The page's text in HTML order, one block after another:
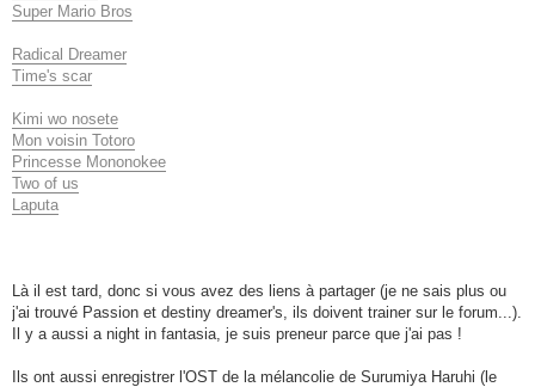
Super Mario Bros
Radical Dreamer
Time's scar
Kimi wo nosete
Mon voisin Totoro
Princesse Mononokee
Two of us
Laputa
Là il est tard, donc si vous avez des liens à partager (je ne sais plus ou
j'ai trouvé Passion et destiny dreamer's, ils doivent trainer sur le forum...).
Il y a aussi a night in fantasia, je suis preneur parce que j'ai pas !
Ils ont aussi enregistrer l'OST de la mélancolie de Surumiya Haruhi (le